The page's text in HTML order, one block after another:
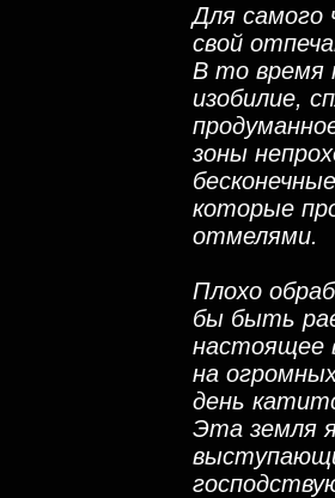
Для самого
свой
В то время
изобилие,
зоны
которые
отмелями.
Плохо
бы быть
настоящее
на
день
Эта земля